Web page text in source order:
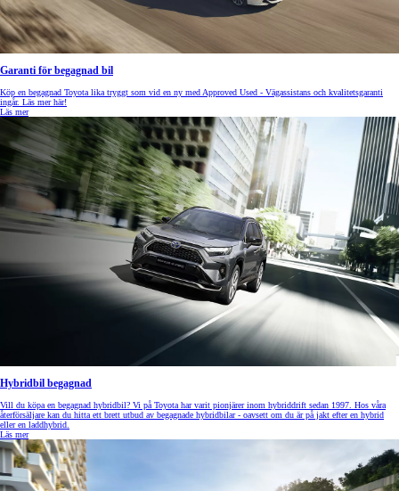
Garanti för begagnad bil
Köp en begagnad Toyota lika tryggt som vid en ny med Approved Used - Vägassistans och kvalitetsgaranti
ingår. Läs mer här!
Läs mer
Hybridbil begagnad
Vill du köpa en begagnad hybridbil? Vi på Toyota har varit pionjärer inom hybriddrift sedan 1997. Hos våra
återförsäljare kan du hitta ett brett utbud av begagnade hybridbilar - oavsett om du är på jakt efter en hybrid
eller en laddhybrid.
Läs mer